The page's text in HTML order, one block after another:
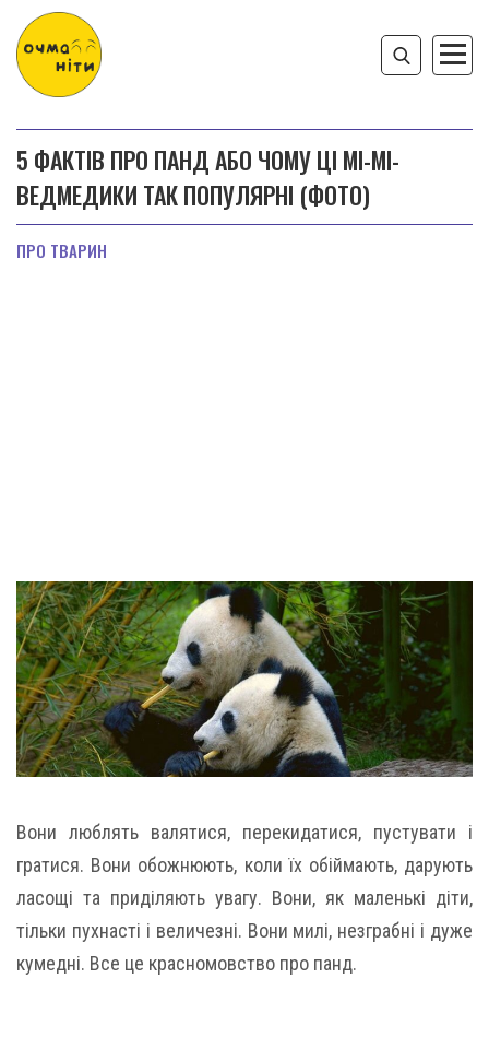
5 ФАКТІВ ПРО ПАНД АБО ЧОМУ ЦІ МІ-МІ-
ВЕДМЕДИКИ ТАК ПОПУЛЯРНІ (ФОТО)
ПРО ТВАРИН
Вони люблять валятися, перекидатися, пустувати і
гратися. Вони обожнюють, коли їх обіймають, дарують
ласощі та приділяють увагу. Вони, як маленькі діти,
тільки пухнасті і величезні. Вони милі, незграбні і дуже
кумедні. Все це красномовство про панд.